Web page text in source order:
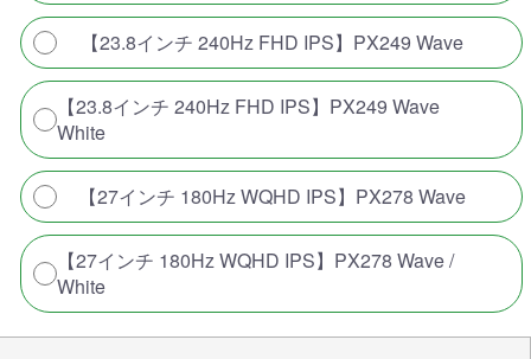
【23.8インチ 240Hz FHD IPS】PX249 Wave
【23.8インチ 240Hz FHD IPS】PX249 Wave
White
【27インチ 180Hz WQHD IPS】PX278 Wave
【27インチ 180Hz WQHD IPS】PX278 Wave /
White